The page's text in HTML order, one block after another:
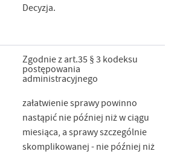
Decyzja.
Zgodnie z art.35 § 3 kodeksu
postępowania
administracyjnego
załatwienie sprawy powinno
nastąpić nie później niż w ciągu
miesiąca, a sprawy szczególnie
skomplikowanej - nie później niż